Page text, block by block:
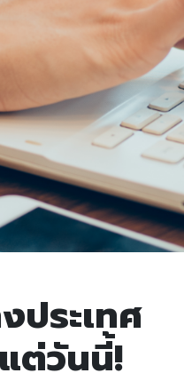
ประเทศ
ต่วันนี้!